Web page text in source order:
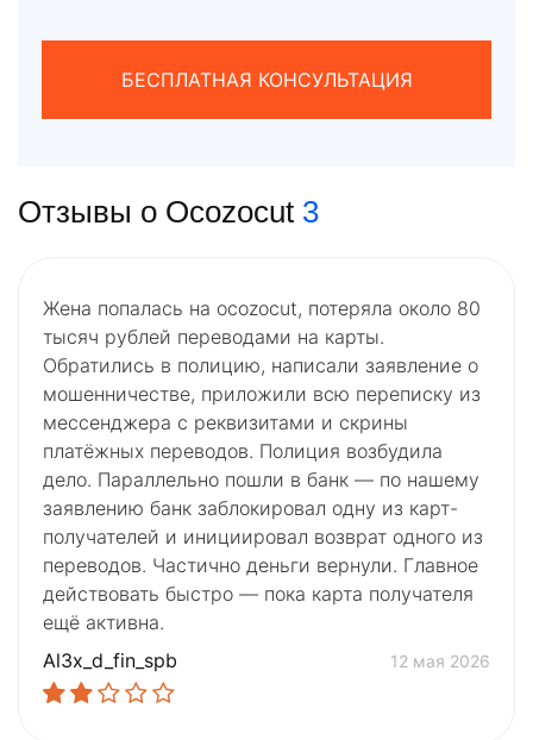
БЕСПЛАТНАЯ КОНСУЛЬТАЦИЯ
Отзывы о Ocozocut 3
Жена попалась на ocozocut, потеряла около 80
тысяч рублей переводами на карты.
Обратились в полицию, написали заявление о
мошенничестве, приложили всю переписку из
мессенджера с реквизитами и скрины
платёжных переводов. Полиция возбудила
дело. Параллельно пошли в банк — по нашему
заявлению банк заблокировал одну из карт-
получателей и инициировал возврат одного из
переводов. Частично деньги вернули. Главное
действовать быстро — пока карта получателя
ещё активна.
Al3x_d_fin_spb
12 мая 2026